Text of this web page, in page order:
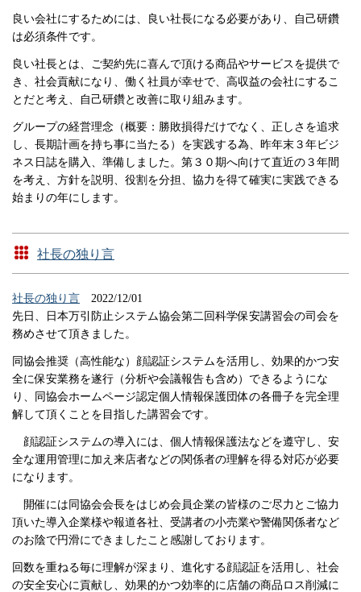
良い会社にするためには、良い社長になる必要があり、自己研鑽
は必須条件です。
良い社長とは、ご契約先に喜んで頂ける商品やサービスを提供で
き、社会貢献になり、働く社員が幸せで、高収益の会社にするこ
とだと考え、自己研鑽と改善に取り組みます。
グループの経営理念（概要：勝敗損得だけでなく、正しさを追求
し、長期計画を持ち事に当たる）を実践する為、昨年末３年ビジ
ネス日誌を購入、準備しました。第３０期へ向けて直近の３年間
を考え、方針を説明、役割を分担、協力を得て確実に実践できる
始まりの年にします。
社長の独り言
社長の独り言 2022/12/01
先日、日本万引防止システム協会第二回科学保安講習会の司会を
務めさせて頂きました。
同協会推奨（高性能な）顔認証システムを活用し、効果的かつ安
全に保安業務を遂行（分析や会議報告も含め）できるようにな
り、同協会ホームページ認定個人情報保護団体の各冊子を完全理
解して頂くことを目指した講習会です。
顔認証システムの導入には、個人情報保護法などを遵守し、安
全な運用管理に加え来店者などの関係者の理解を得る対応が必要
になります。
開催には同協会会長をはじめ会員企業の皆様のご尽力とご協力
頂いた導入企業様や報道各社、受講者の小売業や警備関係者など
のお陰で円滑にできましたこと感謝しております。
回数を重ねる毎に理解が深まり、進化する顔認証を活用し、社会
の安全安心に貢献し、効果的かつ効率的に店舗の商品ロス削減に